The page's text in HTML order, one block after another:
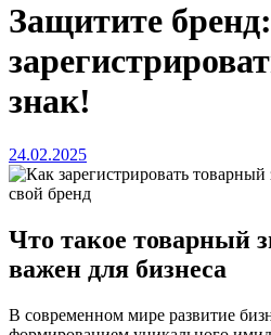
Защитите
знак!
24.02.2025
Что такое товарный
важен для бизнеса
В современном мире развитие бизнеса неразрывно связано с